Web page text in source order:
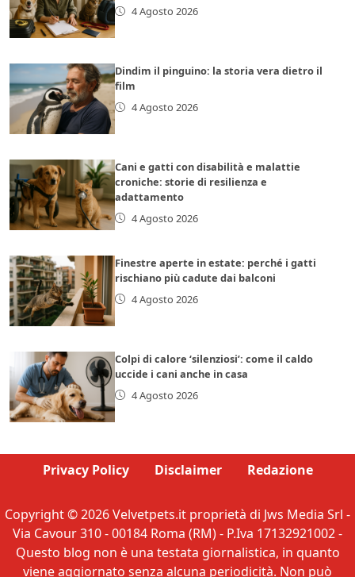
4 Agosto 2026
Dindim il pinguino: la storia vera dietro il
film
4 Agosto 2026
Cani e gatti con disabilità e malattie
croniche: storie di resilienza e
adattamento
4 Agosto 2026
Finestre aperte in estate: perché i gatti
rischiano più cadute dai balconi
4 Agosto 2026
Colpi di calore ‘silenziosi’: come il caldo
uccide i cani anche in casa
4 Agosto 2026
Privacy Policy Disclaimer Redazione
Copyright © 2026 Velvetpets.it proprietà di Jws Media Srl -
Via Cavour 310 - 00184 Roma (RM) - P.Iva 17132921002 -
Questo blog non è una testata giornalistica, in quanto
viene aggiornato senza alcuna periodicità. Non può